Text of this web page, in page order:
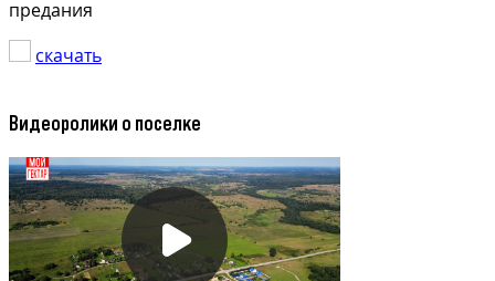
предания
скачать
Видеоролики о поселке